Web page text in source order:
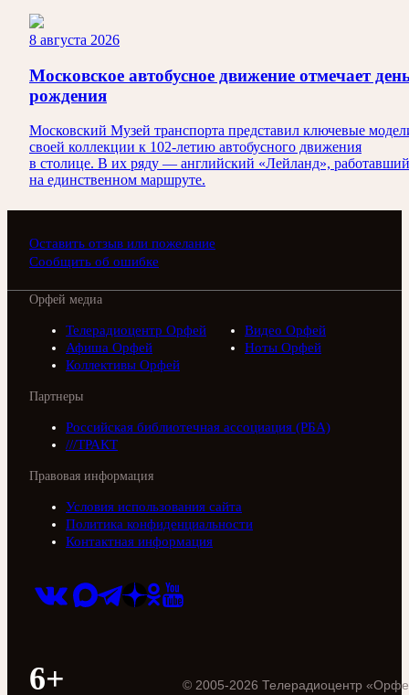
8 августа 2026
Московское автобусное движение отмечает
рождения
Московский Музей транспорта представил ключевые
своей коллекции к 102-летию автобусного движения
в столице. В их ряду — английский «Лейланд», работавший
на единственном маршруте.
Оставить отзыв или пожелание
Сообщить об ошибке
Орфей медиа
Телерадиоцентр Орфей
Видео Орфей
Афиша Орфей
Ноты Орфей
Коллективы Орфей
Партнеры
Российская библиотечная ассоциация (РБА)
///ТРАКТ
Правовая информация
Условия использования сайта
Политика конфиденциальности
Контактная информация
6+ © 2005-2026 Телерадиоцентр